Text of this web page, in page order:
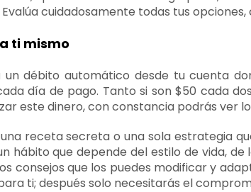
cuidadosamente todas tus
ti mismo
un débito automático desde tu cuenta
día de pago. Tanto si son $50 cada
este dinero, con constancia podrás ver
receta secreta o una sola estrategia
hábito que depende del estilo de vida, de
consejos que los puedes modificar y
ti; después solo necesitarás el